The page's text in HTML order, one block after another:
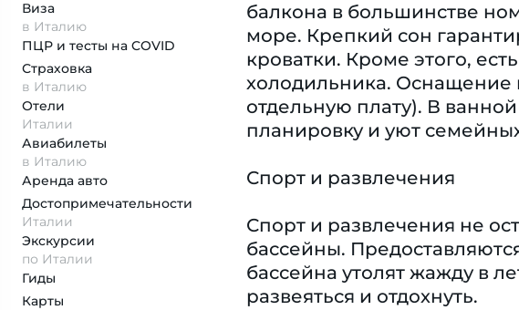
Виза
в Италию
ПЦР и тесты на COVID
Страховка
в Италию
Отели
Италии
Авиабилеты
в Италию
Аренда авто
Достопримеча­тельности
Италии
Экскурсии
по Италии
Гиды
Карты
балкона в большинстве
море. Крепкий сон
кроватки. Кроме этого,
холодильника. Оснащение
отдельную плату). В
планировку и уют
Спорт и развлечения
Спорт и развлечения не
бассейны.
бассейна утолят жажду в
развеяться и отдохнуть.